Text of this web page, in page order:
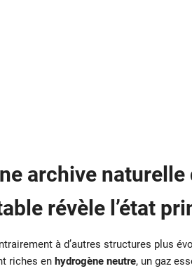
archive
révèle l’état
à d’autres structures plus
riches en hydrogène neutre, un gaz